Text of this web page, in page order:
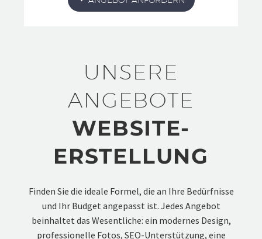
UNSERE
ANGEBOTE
WEBSITE-
ERSTELLUNG
Finden Sie die ideale Formel, die an Ihre Bedürfnisse
und Ihr Budget angepasst ist. Jedes Angebot
beinhaltet das Wesentliche: ein modernes Design,
professionelle Fotos, SEO-Unterstützung, eine